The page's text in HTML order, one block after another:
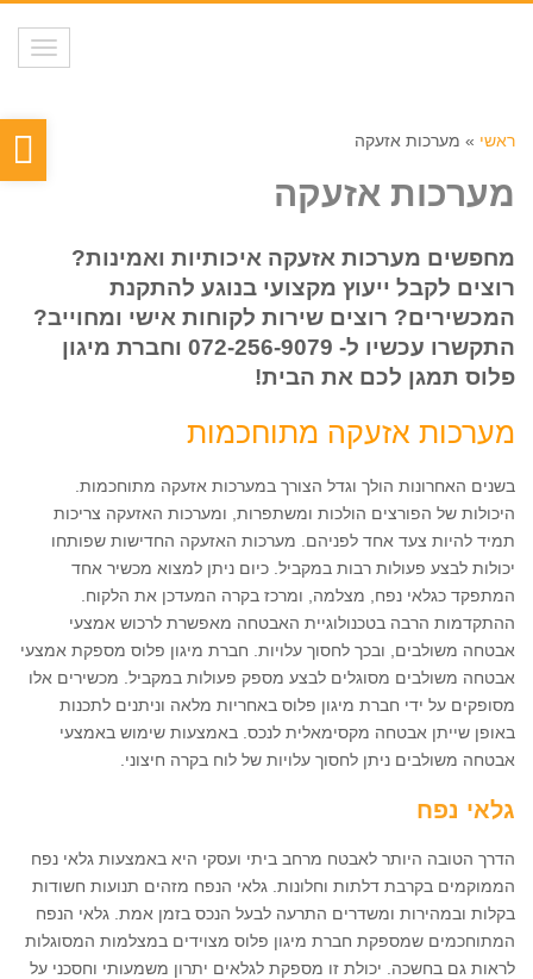
ראשי » מערכות אזעקה
מערכות אזעקה
מחפשים מערכות אזעקה איכותיות ואמינות?
רוצים לקבל ייעוץ מקצועי בנוגע להתקנת
המכשירים? רוצים שירות לקוחות אישי ומחוייב?
התקשרו עכשיו ל- 072-256-9079 וחברת מיגון
פלוס תמגן לכם את הבית!
מערכות אזעקה מתוחכמות
בשנים האחרונות הולך וגדל הצורך במערכות אזעקה מתוחכמות.
היכולות של הפורצים הולכות ומשתפרות, ומערכות האזעקה צריכות
תמיד להיות צעד אחד לפניהם. מערכות האזעקה החדישות שפותחו
יכולות לבצע פעולות רבות במקביל. כיום ניתן למצוא מכשיר אחד
המתפקד כגלאי נפח, מצלמה, ומרכז בקרה המעדכן את הלקוח.
ההתקדמות הרבה בטכנולוגיית האבטחה מאפשרת לרכוש אמצעי
אבטחה משולבים, ובכך לחסוך עלויות. חברת מיגון פלוס מספקת אמצעי
אבטחה משולבים מסוגלים לבצע מספק פעולות במקביל. מכשירים אלו
מסופקים על ידי חברת מיגון פלוס באחריות מלאה וניתנים לתכנות
באופן שייתן אבטחה מקסימאלית לנכס. באמצעות שימוש באמצעי
אבטחה משולבים ניתן לחסוך עלויות של לוח בקרה חיצוני.
גלאי נפח
הדרך הטובה היותר לאבטח מרחב ביתי ועסקי היא באמצעות גלאי נפח
הממוקמים בקרבת דלתות וחלונות. גלאי הנפח מזהים תנועות חשודות
בקלות ובמהירות ומשדרים התרעה לבעל הנכס בזמן אמת. גלאי הנפח
המתוחכמים שמספקת חברת מיגון פלוס מצוידים במצלמות המסוגלות
לראות גם בחשכה. יכולת זו מספקת לגלאים יתרון משמעותי וחסכני על